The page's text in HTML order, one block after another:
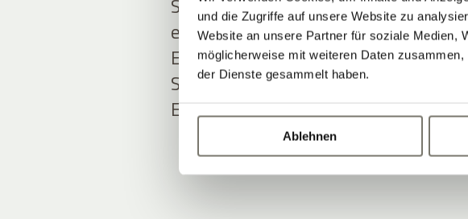
und die Zugriffe auf unsere Website zu
Website an unsere Partner für soziale Medien,
möglicherweise mit weiteren Daten
der Dienste gesammelt haben.
Ablehnen
Seien Sie unter den Ersten, die
erfahren.
Exklusive Angebote und Aktuelles
Südtirol erwarten Sie.
Einfach ausfüllen und Newsletter